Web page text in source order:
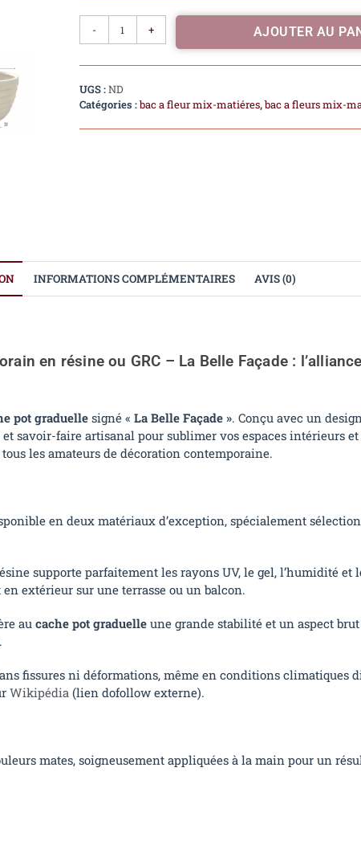
- + AJOUTER AU
UGS :ND
Catégories :bac a fleur mix-matiéres,bac a fleurs mix-
INFORMATIONS COMPLÉMENTAIRES AVIS (0)
en résine ou GRC – La Belle Façade :
pot graduellesigné «La Belle Façade ». Conçu avec un
savoir-faire artisanal pour sublimer vos espaces intérieurs
les amateurs de décoration contemporaine.
en deux matériaux d’exception, spécialement
supporte parfaitement les rayons UV, le gel, l’humidité et
extérieur sur une terrasse ou un balcon.
aucache pot graduelle une grande stabilité et un aspect
fissures ni déformations, même en conditions climatiques
Wikipédia (lien dofollow externe).
mates, soigneusement appliquées à la main pour un